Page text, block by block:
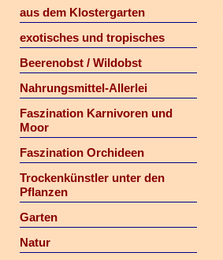
aus dem Klostergarten
exotisches und tropisches
Beerenobst / Wildobst
Nahrungsmittel-Allerlei
Faszination Karnivoren und
Moor
Faszination Orchideen
Trockenkünstler unter den
Pflanzen
Garten
Natur